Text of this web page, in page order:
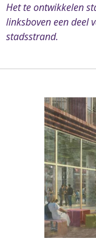
Het te ontwikkelen
linksboven een deel
stadsstrand.